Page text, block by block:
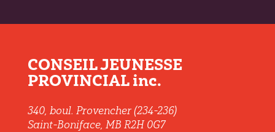
CONSEIL JEUNESSE
PROVINCIAL inc.
340, boul. Provencher (234-236)
Saint-Boniface, MB R2H 0G7